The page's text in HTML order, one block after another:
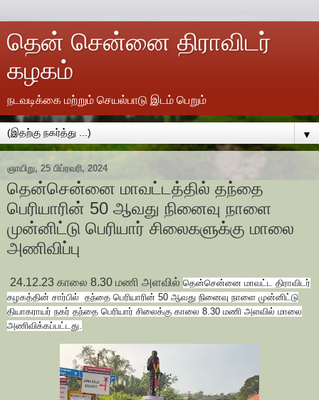
தென் சென்னை திராவிடர்
கழகம்
நடவடிக்கை மற்றும் செயல்பாடு இடம் பெறும்
▼
ஞாயிறு, 25 பிப்ரவரி, 2024
தென்சென்னை மாவட்டத்தில் தந்தை
பெரியாரின் 50 ஆவது நினைவு நாளை
முன்னிட்டு பெரியார் சிலைகளுக்கு மாலை
அணிவிப்பு
24.12.23 காலை 8.30 மணி அளவில் தென்சென்னை மாவட்ட திராவிடர்
கழகத்தின் சார்பில் தந்தை பெரியாரின் 50 ஆவது நினைவு நாளை முன்னிட்டு
தியாகராயர் நகர் தந்தை பெரியார் சிலைக்கு காலை 8.30 மணி அளவில் மாலை
அணிவிக்கப்பட்டது.